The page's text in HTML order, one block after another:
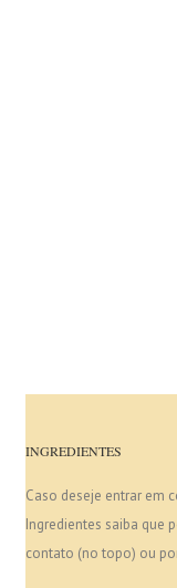
INGREDIENTES
Caso deseje entrar em
Ingredientes saiba que
contato (no topo) ou